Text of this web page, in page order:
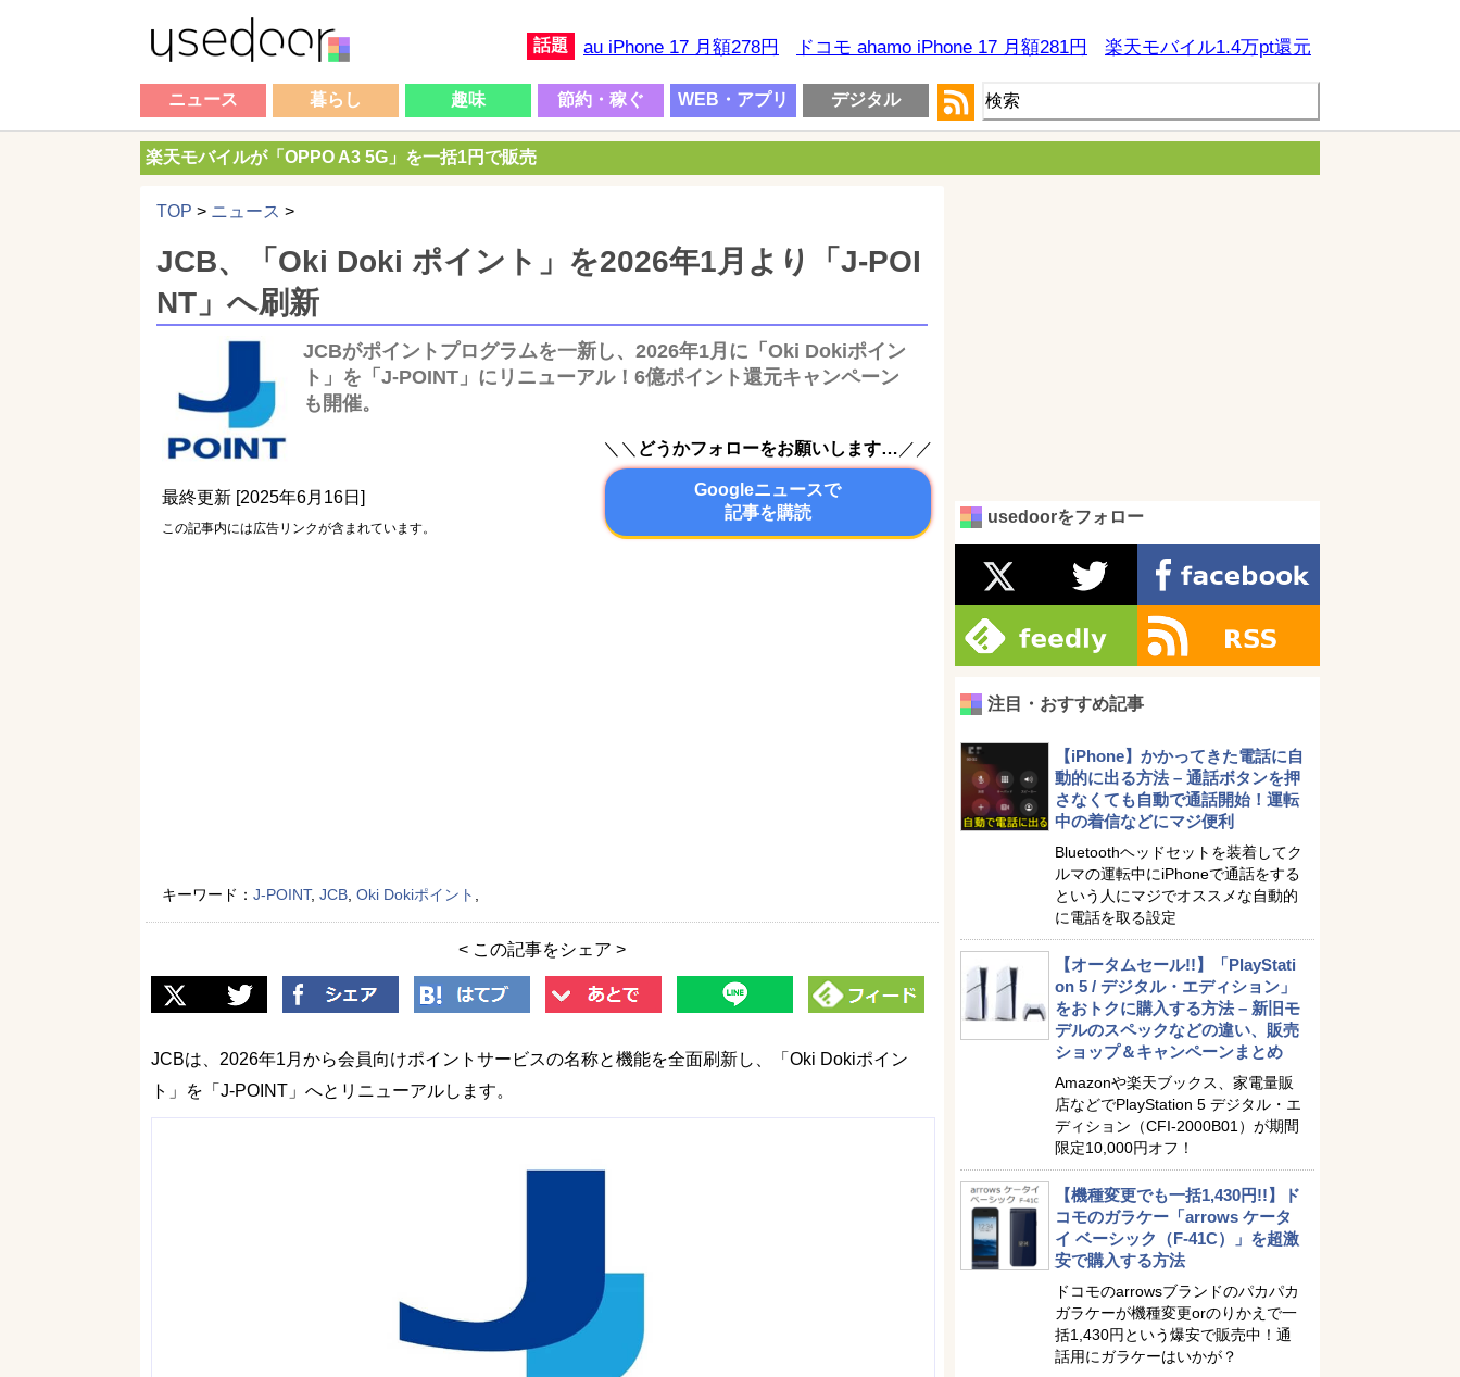
話題 au iPhone 17 月額278円 ドコモ ahamo iPhone 17 月額281円 楽天モバイル1.4万pt還元
ニュース 暮らし 趣味 節約・稼ぐ WEB・アプリ デジタル
楽天モバイルが「OPPO A3 5G」を一括1円で販売
TOP > ニュース >
JCB、「Oki Doki ポイント」を2026年1月より「J-POI
NT」へ刷新
JCBがポイントプログラムを一新し、2026年1月に「Oki Dokiポイン
ト」を「J‑POINT」にリニューアル！6億ポイント還元キャンペーン
も開催。
最終更新 [2025年6月16日]
この記事内には広告リンクが含まれています。
＼＼ どうかフォローをお願いします… ／／
Googleニュースで
記事を購読
キーワード： J-POINT, JCB Oki Dokiポイント
< この記事をシェア >
JCBは、2026年1月から会員向けポイントサービスの名称と機能を全面刷新し、「Oki Dokiポイン
ト」を「J‑POINT」へとリニューアルします。
usedoorをフォロー
注目・おすすめ記事
【iPhone】かかってきた電話に自
動的に出る方法 – 通話ボタンを押
さなくても自動で通話開始！運転
中の着信などにマジ便利
Bluetoothヘッドセットを装着してク
ルマの運転中にiPhoneで通話をする
という人にマジでオススメな自動的
に電話を取る設定
【オータムセール!!】「PlayStati
on 5 / デジタル・エディション」
をおトクに購入する方法 – 新旧モ
デルのスペックなどの違い、販売
ショップ＆キャンペーンまとめ
Amazonや楽天ブックス、家電量販
店などでPlayStation 5 デジタル・エ
ディション（CFI-2000B01）が期間
限定10,000円オフ！
【機種変更でも一括1,430円!!】ド
コモのガラケー「arrows ケータ
イ ベーシック（F-41C）」を超激
安で購入する方法
ドコモのarrowsブランドのパカパカ
ガラケーが機種変更orのりかえで一
括1,430円という爆安で販売中！通
話用にガラケーはいかが？